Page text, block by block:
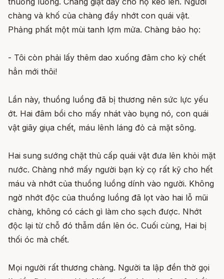
chàng và khố của chàng đầy nhớt con quái vật.
Phảng phất một mùi tanh lợm mửa. Chàng bảo họ:
- Tôi còn phải lấy thêm dao xuống đâm cho kỳ chết
hẳn mới thôi!
Lần này, thuồng luồng đã bị thương nên sức lực yếu
ớt. Hai đâm bồi cho mấy nhát vào bụng nó, con quái
vật giãy giụa chết, máu lênh láng đỏ cả mặt sông.
Hai sung sướng chặt thủ cấp quái vật đưa lên khỏi mặt
nước. Chàng nhớ mấy người bạn kỳ cọ rất kỹ cho hết
máu và nhớt của thuồng luồng dính vào người. Không
ngờ nhớt độc của thuồng luồng đã lọt vào hai lỗ mũi
chàng, không có cách gì làm cho sạch được. Nhớt
độc lại từ chỗ đó thẫm dần lên óc. Cuối cùng, Hai bị
thối óc mà chết.
Mọi người rất thương chàng. Người ta lập đền thờ gọi